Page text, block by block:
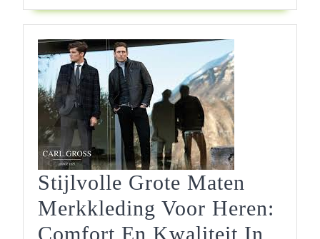
Stijlvolle Grote Maten
Merkkleding Voor Heren:
Comfort En Kwaliteit In